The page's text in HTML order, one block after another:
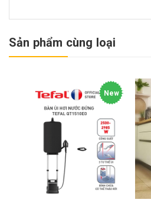
Sản phẩm cùng loại
New